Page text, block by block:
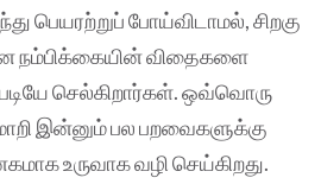
பெயரற்றுப் போய்விடாமல், சிறகு
நம்பிக்கையின் விதைகளை
செல்கிறார்கள். ஒவ்வொரு
இன்னும் பல பறவைகளுக்கு
உருவாக வழி செய்கிறது.